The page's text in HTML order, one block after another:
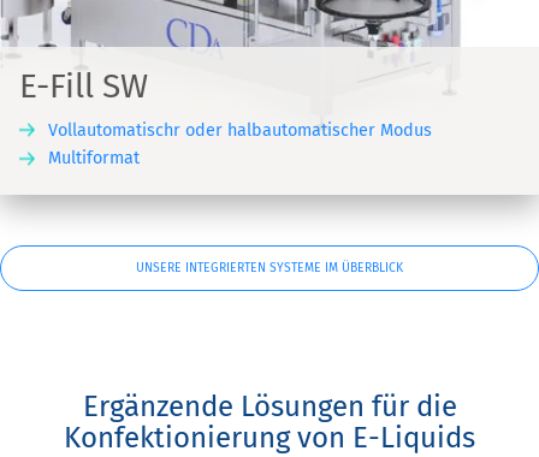
E-Fill SW
Vollautomatischr oder halbautomatischer Modus
Multiformat
UNSERE INTEGRIERTEN SYSTEME IM ÜBERBLICK
Ergänzende Lösungen für die
Konfektionierung von E-Liquids